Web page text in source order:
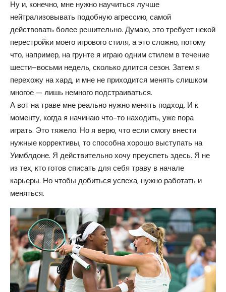
Ну и, конечно, мне нужно научиться лучше
нейтрализовывать подобную агрессию, самой
действовать более решительно. Думаю, это требует некой
перестройки моего игрового стиля, а это сложно, потому
что, например, на грунте я играю одним стилем в течение
шести–восьми недель, сколько длится сезон. Затем я
перехожу на хард, и мне не приходится менять слишком
многое — лишь немного подстраиваться.
А вот на траве мне реально нужно менять подход. И к
моменту, когда я начинаю что-то находить, уже пора
играть. Это тяжело. Но я верю, что если смогу внести
нужные коррективы, то способна хорошо выступать на
Уимблдоне. Я действительно хочу преуспеть здесь. Я не
из тех, кто готов списать для себя траву в начале
карьеры. Но чтобы добиться успеха, нужно работать и
меняться.